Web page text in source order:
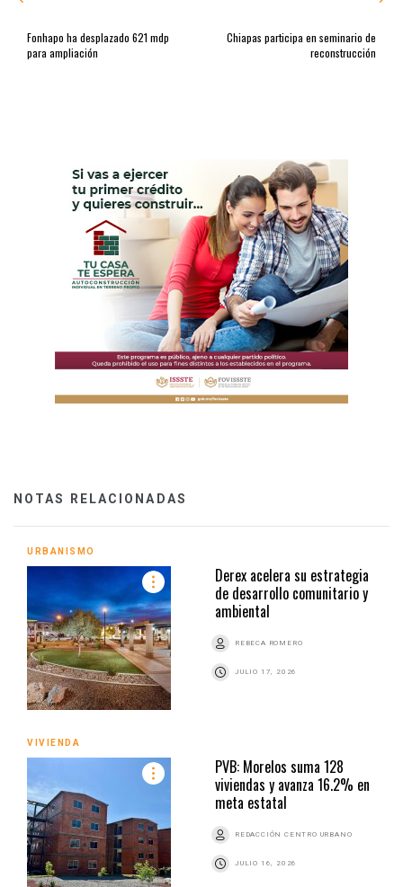
Fonhapo ha desplazado 621 mdp
para ampliación
Chiapas participa en seminario de
reconstrucción
NOTAS RELACIONADAS
URBANISMO
Derex acelera su estrategia
de desarrollo comunitario y
ambiental
REBECA ROMERO
JULIO 17, 2026
VIVIENDA
PVB: Morelos suma 128
viviendas y avanza 16.2% en
meta estatal
REDACCIÓN CENTRO URBANO
JULIO 16, 2026